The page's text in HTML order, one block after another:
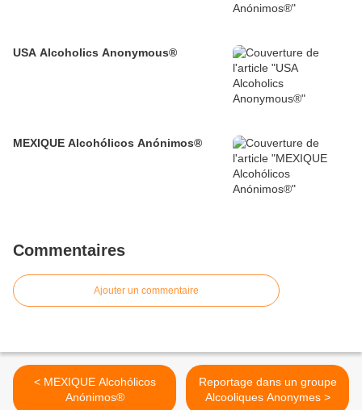
USA Alcoholics Anonymous®
MEXIQUE Alcohólicos Anónimos®
Commentaires
Ajouter un commentaire
< MEXIQUE Alcohólicos
Anónimos®
Reportage dans un groupe
Alcooliques Anonymes >